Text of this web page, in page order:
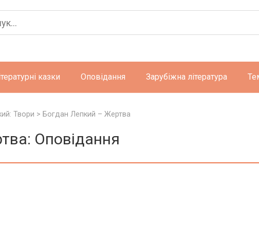
казки Оповідання Зарубіжна література
Твори > Богдан Лепкий – Жертва
Оповідання